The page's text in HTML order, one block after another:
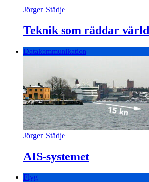
Jörgen Städje
Teknik som räddar
Datakommunikation
Jörgen Städje
AIS-systemet
Flyg